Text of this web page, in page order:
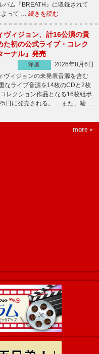
ム『BREATH』に収録されて
よって … 続きを読む
ヴィジョン、計16公演の貴
た初の公式ライブ・コレク
ーナル』発売
洋楽
2026年8月6日
ィジョンの未発表音源を含む
なライブ音源を14枚のCDと2枚
レクション作品となる16枚組ボ
25日に発売される。 また、輸 …
more »